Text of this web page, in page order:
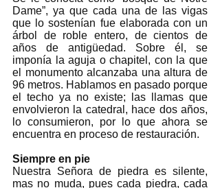
Dame”, ya que cada una de las vigas
que lo sostenían fue elaborada con un
árbol de roble entero, de cientos de
años de antigüedad. Sobre él, se
imponía la aguja o chapitel, con la que
el monumento alcanzaba una altura de
96 metros. Hablamos en pasado porque
el techo ya no existe; las llamas que
envolvieron la catedral, hace dos años,
lo consumieron, por lo que ahora se
encuentra en proceso de restauración.
Siempre en pie
Nuestra Señora de piedra es silente,
mas no muda, pues cada piedra, cada